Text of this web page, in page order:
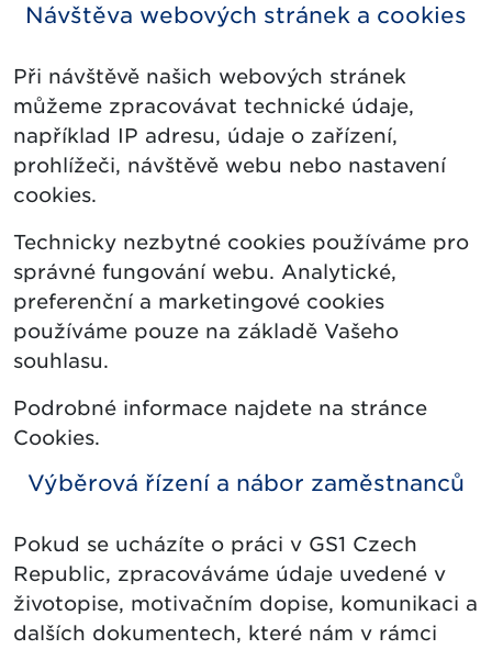
Návštěva webových stránek a cookies
Při návštěvě našich webových stránek
můžeme zpracovávat technické údaje,
například IP adresu, údaje o zařízení,
prohlížeči, návštěvě webu nebo nastavení
cookies.
Technicky nezbytné cookies používáme pro
správné fungování webu. Analytické,
preferenční a marketingové cookies
používáme pouze na základě Vašeho
souhlasu.
Podrobné informace najdete na stránce
Cookies.
Výběrová řízení a nábor zaměstnanců
Pokud se ucházíte o práci v GS1 Czech
Republic, zpracováváme údaje uvedené v
životopise, motivačním dopise, komunikaci a
dalších dokumentech, které nám v rámci